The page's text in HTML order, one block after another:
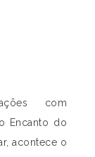
com
Encanto do
acontece o